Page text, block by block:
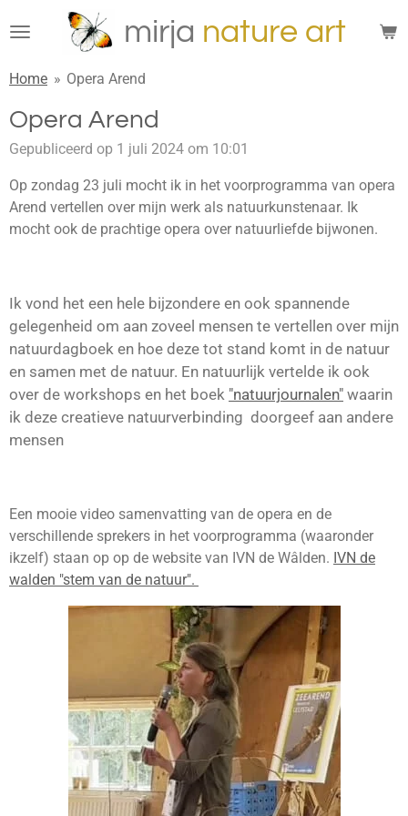
direct
de
mirja nature art
Home » Opera Arend
Opera Arend
Gepubliceerd op 1 juli 2024 om 10:01
Op zondag 23 juli mocht ik in het voorprogramma van opera
Arend vertellen over mijn werk als natuurkunstenaar. Ik
mocht ook de prachtige opera over natuurliefde bijwonen.
Ik vond het een hele bijzondere en ook spannende
gelegenheid om aan zoveel mensen te vertellen over mijn
natuurdagboek en hoe deze tot stand komt in de natuur
en samen met de natuur. En natuurlijk vertelde ik ook
over de workshops en het boek "natuurjournalen" waarin
ik deze creatieve natuurverbinding doorgeef aan andere
mensen
Een mooie video samenvatting van de opera en de
verschillende sprekers in het voorprogramma (waaronder
ikzelf) staan op op de website van IVN de Wâlden. IVN de
walden "stem van de natuur".